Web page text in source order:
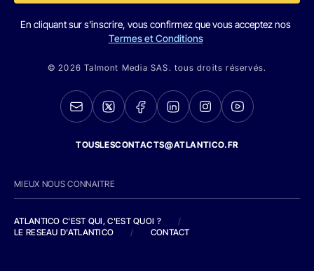
En cliquant sur s'inscrire, vous confirmez que vous acceptez nos
Termes et Conditions
© 2026 Talmont Media SAS. tous droits réservés.
TOUSLESCONTACTS@ATLANTICO.FR
MIEUX NOUS CONNAITRE
ATLANTICO C'EST QUI, C'EST QUOI ?
/
LE RESEAU D'ATLANTICO
/ CONTACT